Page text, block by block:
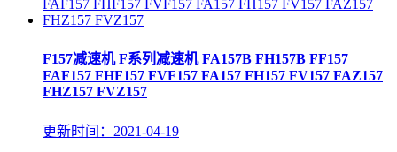
F157减速机 F系列减速机 FA157B FH157B FF157
FAF157 FHF157 FVF157 FA157 FH157 FV157 FAZ157
FHZ157 FVZ157
更新时间：2021-04-19